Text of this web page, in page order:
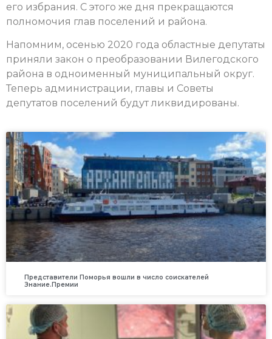
его избрания. С этого же дня прекращаются
полномочия глав поселений и района.
Напомним, осенью 2020 года областные депутаты
приняли закон о преобразовании Вилегодского
района в одноименный муниципальный округ.
Теперь администрации, главы и Советы
депутатов поселений будут ликвидированы.
Представители Поморья вошли в число соискателей
Знание.Премии